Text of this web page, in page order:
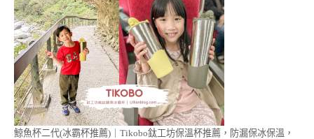
鯨魚杯二代(冰霸杯推薦)｜Tikobo鈦工坊保溫杯推薦，防漏保冰保溫，